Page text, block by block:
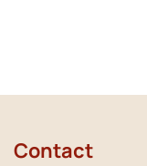
Contact